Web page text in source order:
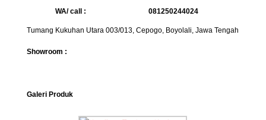
WA/ call : 081250244024
Tumang Kukuhan Utara 003/013, Cepogo, Boyolali, Jawa Tengah
Showroom :
Galeri Produk